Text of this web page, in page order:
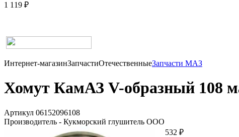
1 119 ₽
Интернет-магазинЗапчастиОтечественныеЗапчасти МАЗ
Хомут КамАЗ V-образный 108
Артикул 06152096108
Производитель - Кукморский глушитель ООО
532 ₽